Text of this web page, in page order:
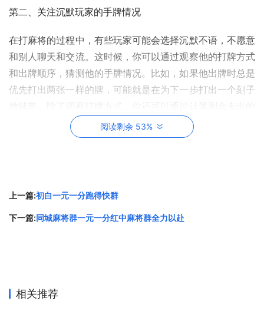
第二、关注沉默玩家的手牌情况
在打麻将的过程中，有些玩家可能会选择沉默不语，不愿意
和别人聊天和交流。这时候，你可以通过观察他的打牌方式
和出牌顺序，猜测他的手牌情况。比如，如果他出牌时总是
优先打出两张一样的牌，可能就是在为下一步打出一个刻子
牌数来猜测对手的手牌情况。
不同。暗杠适用于手中已有三张相同的牌，这时可以选择暗
杠，算法会比明杠更高，不会让其他玩家知道你的手牌情
阅读剩余 53%
上一篇:初白一元一分跑得快群
下一篇:同城麻将群一元一分红中麻将群全力以赴
相关推荐